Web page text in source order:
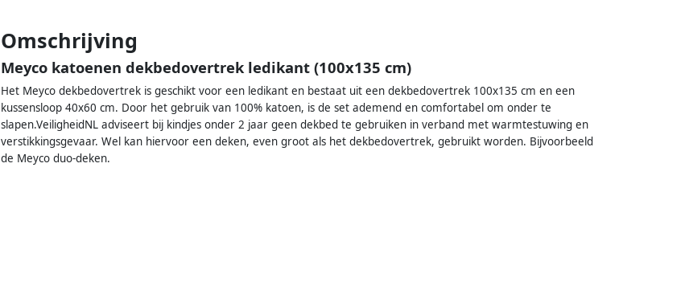
Omschrijving
Meyco katoenen dekbedovertrek ledikant (100x135 cm)
Het Meyco dekbedovertrek is geschikt voor een ledikant en bestaat uit een dekbedovertrek 100x135 cm en een
kussensloop 40x60 cm. Door het gebruik van 100% katoen, is de set ademend en comfortabel om onder te
slapen.VeiligheidNL adviseert bij kindjes onder 2 jaar geen dekbed te gebruiken in verband met warmtestuwing en
verstikkingsgevaar. Wel kan hiervoor een deken, even groot als het dekbedovertrek, gebruikt worden. Bijvoorbeeld
de Meyco duo-deken.